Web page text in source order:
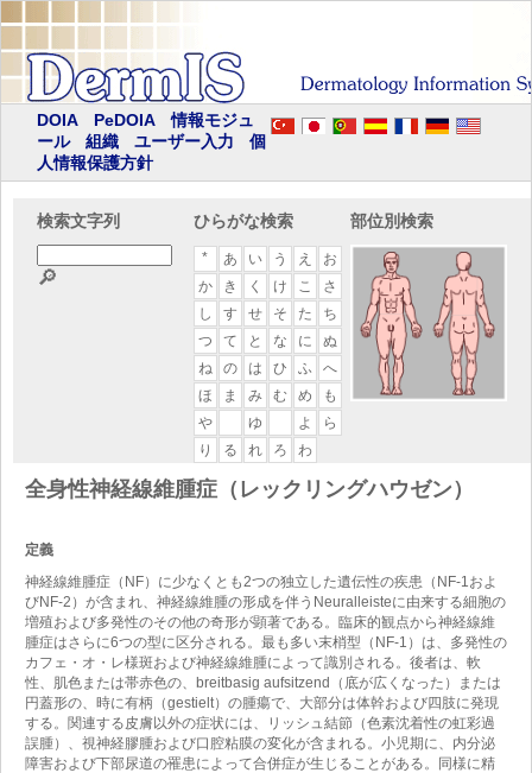
DOIA PeDOIA
情報モジュ
ール
組織 ユーザー入力
個
人情報保護方針
検索文字列
🔎
ひらがな検索
* あ い う え
お
か
き く け こ
さ
し
す せ そ た
ち
つ
て と な に
ぬ
ね
の は ひ ふ
へ
ほ
ま み む め
も
や
ゆ よ
ら
り
る れ ろ わ
部位別検索
全身性神経線維腫症（レックリングハウゼン）
定義
神経線維腫症（NF）に少なくとも2つの独立した遺伝性の疾患（NF-1およ
びNF-2）が含まれ、神経線維腫の形成を伴うNeuralleisteに由来する細胞の
増殖および多発性のその他の奇形が顕著である。臨床的観点から神経線維
腫症はさらに6つの型に区分される。最も多い末梢型（NF-1）は、多発性の
カフェ・オ・レ様斑および神経線維腫によって識別される。後者は、軟
性、肌色または帯赤色の、breitbasig aufsitzend（底が広くなった）または
円蓋形の、時に有柄（gestielt）の腫瘍で、大部分は体幹および四肢に発現
する。関連する皮膚以外の症状には、リッシュ結節（色素沈着性の虹彩過
誤腫）、視神経膠腫および口腔粘膜の変化が含まれる。小児期に、内分泌
障害および下部尿道の罹患によって合併症が生じることがある。同様に精